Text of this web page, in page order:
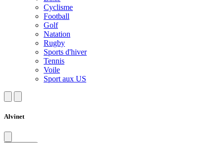
Cyclisme
Football
Golf
Natation
Rugby
Sports d'hiver
Tennis
Voile
Sport aux US
Alvinet